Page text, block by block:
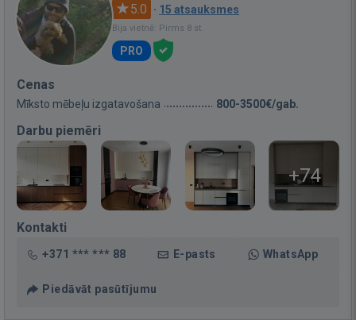
5.0 · 15 atsauksmes
Bija vietnē: Pirms 8 st.
PRO
Cenas
Mīksto mēbeļu izgatavošana 800-3500€/gab.
Darbu piemēri
+74
Kontakti
+371 *** *** 88 E-pasts WhatsApp
Piedāvāt pasūtījumu